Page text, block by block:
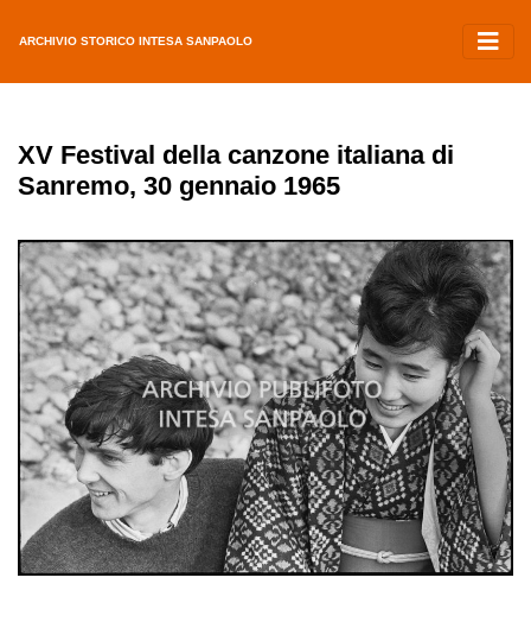
ARCHIVIO STORICO INTESA SANPAOLO
XV Festival della canzone italiana di
Sanremo, 30 gennaio 1965